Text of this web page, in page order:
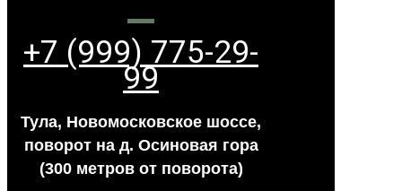
+7 (999) 775-29-
99
Тула, Новомосковское шоссе,
поворот на д. Осиновая гора
(300 метров от поворота)